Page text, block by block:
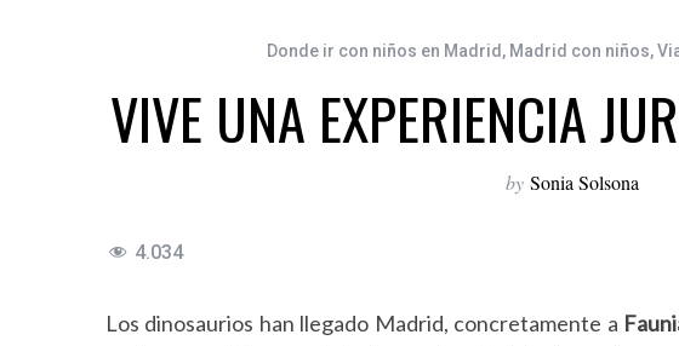
Donde ir con niños en Madrid , Madrid con niños,
VIVE UNA EXPERIENCIA
by Sonia Solsona
4.034
Los dinosaurios han llegado Madrid, concretamente a